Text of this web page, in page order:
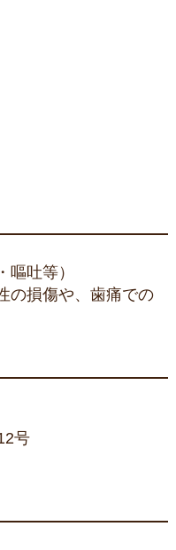
吐等）
の損傷や、歯痛での
号